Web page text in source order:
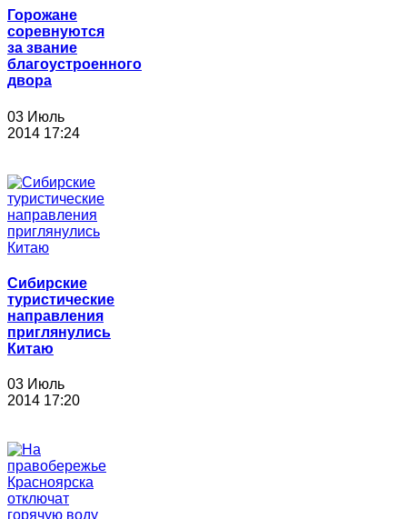
Горожане
соревнуются
за звание
благоустроенного
двора
03 Июль
2014 17:24
Сибирские
туристические
направления
приглянулись
Китаю
03 Июль
2014 17:20